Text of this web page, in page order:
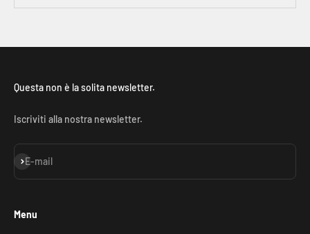
Questa non è la solita newsletter.
Iscriviti alla nostra newsletter.
E-mail
Iscriviti alla newsletter
Menu